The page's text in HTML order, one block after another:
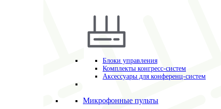
Блоки управления
Комплекты конгресс-систем
Аксессуары для конференц-систем
Микрофонные пульты